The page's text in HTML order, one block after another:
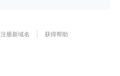
注册新域名 获得帮助